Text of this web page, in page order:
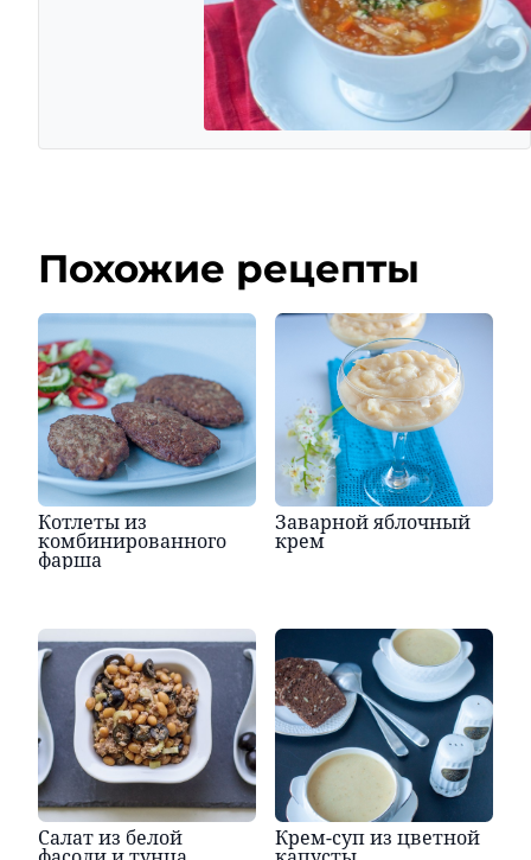
Похожие рецепты
Котлеты из
комбинированного
фарша
Заварной яблочный
крем
Салат из белой Крем-суп из цветной